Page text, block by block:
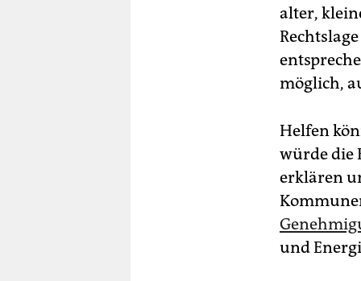
alter,
möglich,
Helfen
würde die
erklären
und